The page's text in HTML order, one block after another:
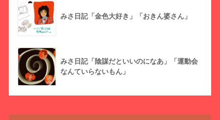
みさ日記「金色大好き」「おきん婆さん」
みさ日記「陰謀だといいのになあ」「運動会
なんていらないもん」